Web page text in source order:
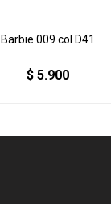
Barbie 009 col D41
$ 5.900